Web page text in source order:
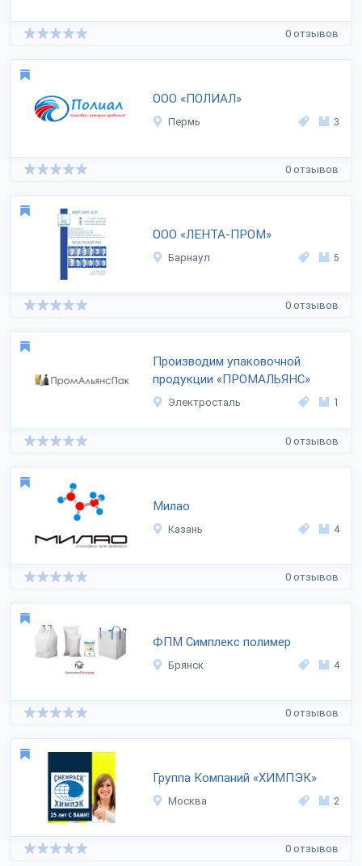
0 отзывов
ООО «ПОЛИАЛ»
Пермь 3
0 отзывов
ООО «ЛЕНТА-ПРОМ»
Барнаул 5
0 отзывов
Производим упаковочной
продукции «ПРОМАЛЬЯНС»
Электросталь 1
0 отзывов
Милао
Казань 4
0 отзывов
ФПМ Симплекс полимер
Брянск 4
0 отзывов
Группа Компаний «ХИМПЭК»
Москва 2
0 отзывов